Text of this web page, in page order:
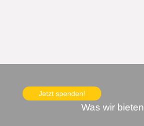
Jetzt spenden!
Was wir bieten